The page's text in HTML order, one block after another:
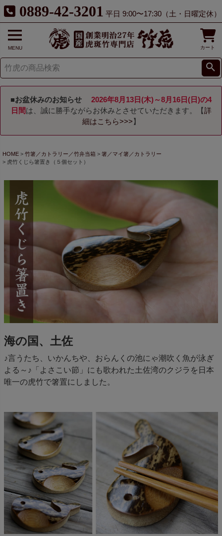
0889-42-3201 平日 9:00〜17:30（土・日曜定休）
MENU カート
■お盆休みのお知らせ
2026年8月13日(木)～8月16日(日)の4
日間は、誠に勝手ながらお休みとさせていただきます。【詳
細はこちら>>> 】
HOME 竹箸／カトラリー／竹弁当箱
箸／マイ箸／カトラリー
虎竹くじら箸置き（５個セット）
海の国、土佐
♪言うたち、いかんちや、おらんくの池にゃ潮吹く魚が泳ぎ
よる～♪「よさこい節」にも歌われた土佐湾のクジラを日本
唯一の虎竹で箸置にしました。